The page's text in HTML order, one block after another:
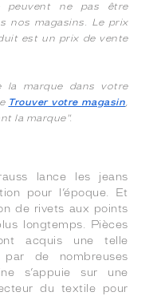
ne pas être
nos magasins. Le prix
est un prix de vente
la marque dans votre
Trouver votre magasin,
la marque".
lance les jeans
pour l’époque. Et
de rivets aux points
longtemps. Pièces
acquis une telle
de nombreuses
s’appuie sur une
du textile pour